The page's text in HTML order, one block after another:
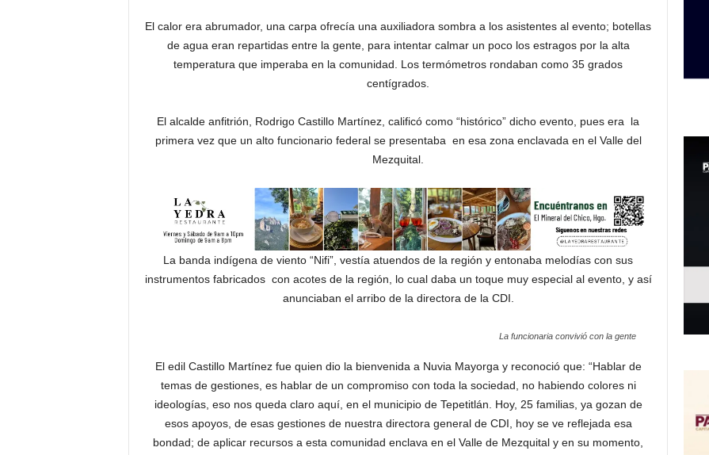
El calor era abrumador, una carpa ofrecía una auxiliadora sombra a los asistentes al evento; botellas
de agua eran repartidas entre la gente, para intentar calmar un poco los estragos por la alta
temperatura que imperaba en la comunidad. Los termómetros rondaban como 35 grados
centígrados.
El alcalde anfitrión, Rodrigo Castillo Martínez, calificó como “histórico” dicho evento, pues era la
primera vez que un alto funcionario federal se presentaba en esa zona enclavada en el Valle del
Mezquital.
La banda indígena de viento “Nifi”, vestía atuendos de la región y entonaba melodías con sus
instrumentos fabricados con acotes de la región, lo cual daba un toque muy especial al evento, y así
anunciaban el arribo de la directora de la CDI.
La funcionaria convivió con la gente
El edil Castillo Martínez fue quien dio la bienvenida a Nuvia Mayorga y reconoció que: “Hablar de
temas de gestiones, es hablar de un compromiso con toda la sociedad, no habiendo colores ni
ideologías, eso nos queda claro aquí, en el municipio de Tepetitlán. Hoy, 25 familias, ya gozan de
esos apoyos, de esas gestiones de nuestra directora general de CDI, hoy se ve reflejada esa
bondad; de aplicar recursos a esta comunidad enclava en el Valle de Mezquital y en su momento,